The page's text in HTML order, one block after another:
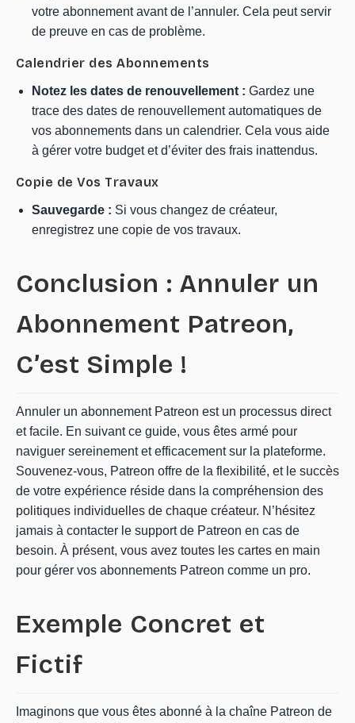
votre abonnement avant de l’annuler. Cela peut servir
de preuve en cas de problème.
Calendrier des Abonnements
Notez les dates de renouvellement : Gardez une
trace des dates de renouvellement automatiques de
vos abonnements dans un calendrier. Cela vous aide
à gérer votre budget et d’éviter des frais inattendus.
Copie de Vos Travaux
Sauvegarde : Si vous changez de créateur,
enregistrez une copie de vos travaux.
Conclusion : Annuler un
Abonnement Patreon,
C’est Simple !
Annuler un abonnement Patreon est un processus direct
et facile. En suivant ce guide, vous êtes armé pour
naviguer sereinement et efficacement sur la plateforme.
Souvenez-vous, Patreon offre de la flexibilité, et le succès
de votre expérience réside dans la compréhension des
politiques individuelles de chaque créateur. N’hésitez
jamais à contacter le support de Patreon en cas de
besoin. À présent, vous avez toutes les cartes en main
pour gérer vos abonnements Patreon comme un pro.
Exemple Concret et
Fictif
Imaginons que vous êtes abonné à la chaîne Patreon de